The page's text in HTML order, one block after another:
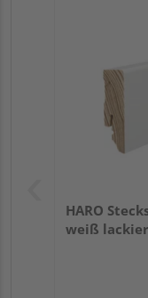
HARO
weiß